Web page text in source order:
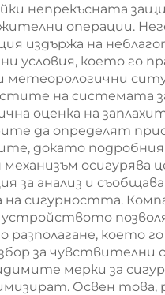
непрекъсната
операции.
издържа на
условия, което го
метеорологични
на системата
оценка на
да определят
докато
осигурява
за анализ и
на сигурността.
устройството
разполагане, което
за чувствителни
мерки за
Освен това,